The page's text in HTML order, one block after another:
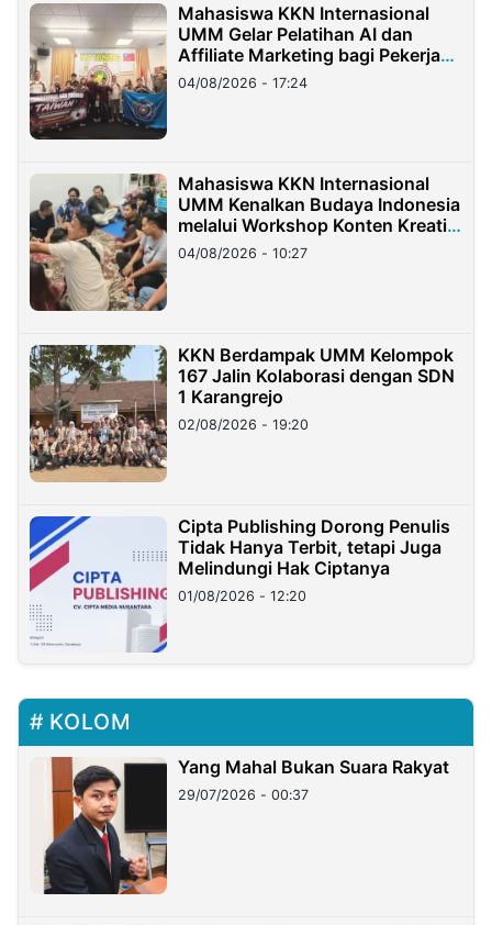
Mahasiswa KKN Internasional
UMM Gelar Pelatihan AI dan
Affiliate Marketing bagi Pekerja
Migran Indonesia di Taiwan
04/08/2026 - 17:24
Mahasiswa KKN Internasional
UMM Kenalkan Budaya Indonesia
melalui Workshop Konten Kreatif
di Taiwan
04/08/2026 - 10:27
KKN Berdampak UMM Kelompok
167 Jalin Kolaborasi dengan SDN
1 Karangrejo
02/08/2026 - 19:20
Cipta Publishing Dorong Penulis
Tidak Hanya Terbit, tetapi Juga
Melindungi Hak Ciptanya
01/08/2026 - 12:20
KOLOM
Yang Mahal Bukan Suara Rakyat
29/07/2026 - 00:37